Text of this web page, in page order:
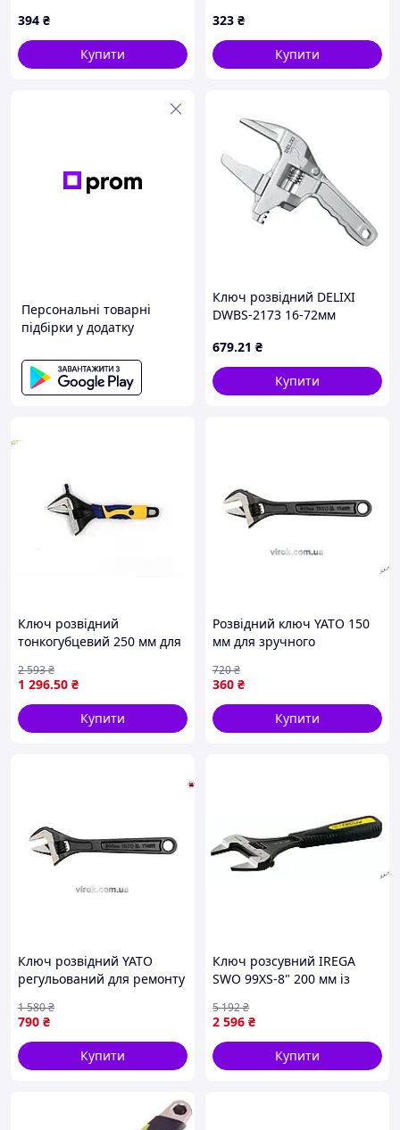
394 ₴
Купити
323 ₴
Купити
Персональні товарні
підбірки у додатку
Ключ розвідний DELIXI
DWBS-2173 16-72мм
679.21 ₴
Купити
Ключ розвідний
тонкогубцевий 250 мм для
покриттям та прецизійним
механізмом
1 296.50 ₴
2 593₴
Купити
Розвідний ключ YATO 150
мм для зручного
обслуговуванні авто
360 ₴
720₴
Купити
Ключ розвідний YATO
регульований для ремонту
збору меблів 300 мм
790 ₴
1 580₴
Купити
Ключ розсувний IREGA
SWO 99XS-8" 200 мм із
широким розкриттям
ErgoTop
2 596 ₴
5 192₴
Купити